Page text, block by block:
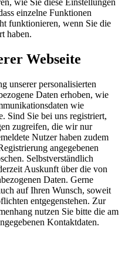
wie Sie diese Einstellungen
einzelne Funktionen
funktionieren, wenn Sie die
haben.
Webseite
unserer personalisierten
Daten erhoben, wie
wie
Sind Sie bei uns registriert,
zugreifen, die wir nur
Nutzer haben zudem
angegebenen
Selbstverständlich
Auskunft über die von
Daten. Gerne
auf Ihren Wunsch, soweit
entgegenstehen. Zur
nutzen Sie bitte die am
Kontaktdaten.